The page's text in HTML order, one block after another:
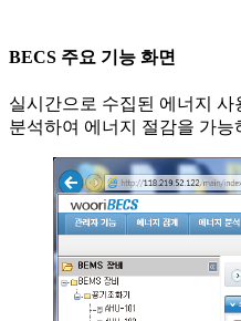
BECS 주요 기능 화면
실시간으로 수집된 에너지
분석하여 에너지 절감을 가능